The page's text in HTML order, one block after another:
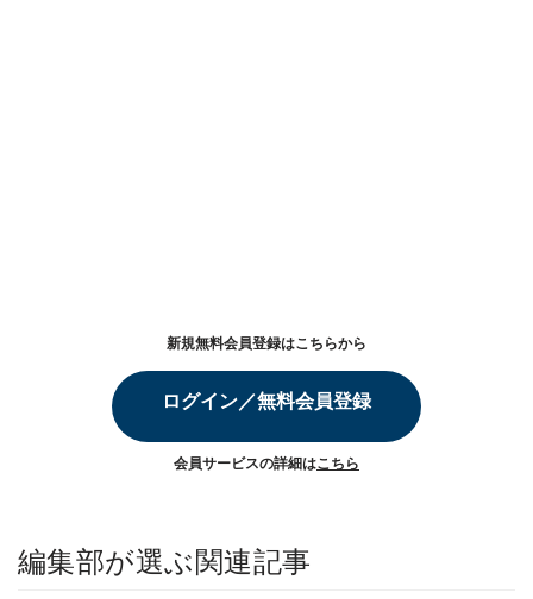
新規無料会員登録はこちらから
ログイン／無料会員登録
会員サービスの詳細はこちら
編集部が選ぶ関連記事